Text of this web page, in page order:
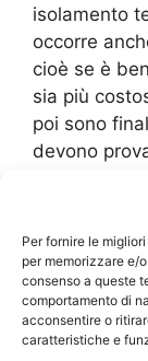
Per fornire le
per memorizzare e/
consenso a queste
comportamento di
acconsentire o
caratteristiche e
isolamento
occorre
cioè se è
sia più
poi sono
devono
almeno una
per quanto
Qui c’è uno
commesso,
da alcuni
vale a dire